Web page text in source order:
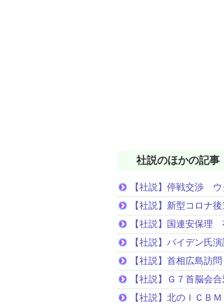
社説のほかの記事
【社説】停戦交渉
【社説】新型コロナ
【社説】国連安保理
【社説】バイデン氏
【社説】首相広島訪
【社説】Ｇ７首脳会
【社説】北のＩＣＢ